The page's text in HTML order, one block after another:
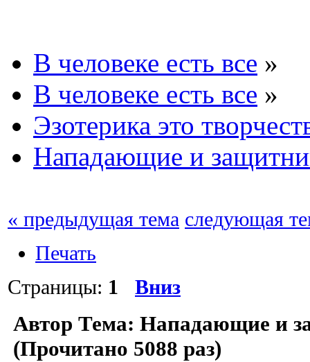
В человеке есть все »
В человеке есть все »
Эзотерика это
Нападающие и
« предыдущая тема следующая
Печать
Страницы: 1 Вниз
Автор Тема: Нападающие и
(Прочитано 5088 раз)